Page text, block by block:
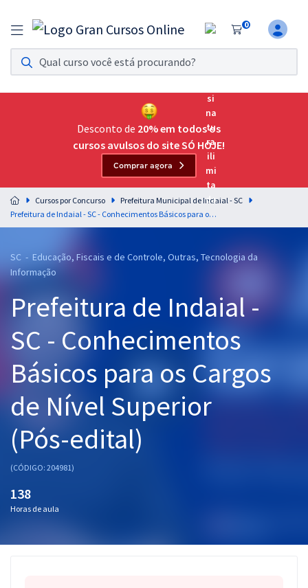
0
Assinatura Ilimitada 11
Acesso a todos os cursos. Teste grátis por 7 dias!
Assinatura OAB Até Passar
Acesso ilimitado a toda preparação para o Exame da
Residências Multiprofissionais
Preparação completa e intensiva para as principais
residências em saúde do Brasil
Assinatura Ilimitada
Graduação
OAB
Mentorias
Questões grátis
Blog
Desconto de 20% em todos os
cursos avulsos do site SÓ HOJE!
Comprar agora
Cursos por Concurso
Prefeitura Municipal de Indaial - SC
Prefeitura de Indaial - SC - Conhecimentos Básicos para os Cargos de Nível Superior (Pós-edital)
SC - Educação, Fiscais e de Controle, Outras, Tecnologia da
Informação
Prefeitura de Indaial -
SC - Conhecimentos
Básicos para os Cargos
de Nível Superior
(Pós-edital)
(CÓDIGO: 204981)
138
Horas de aula